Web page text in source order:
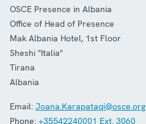
OSCE Presence in Albania
Office of Head of Presence
Mak Albania Hotel, 1st Floor
Sheshi "Italia"
Tirana
Albania
Email: Joana.Karapataqi@osce.org
Phone: +35542240001 Ext. 3060